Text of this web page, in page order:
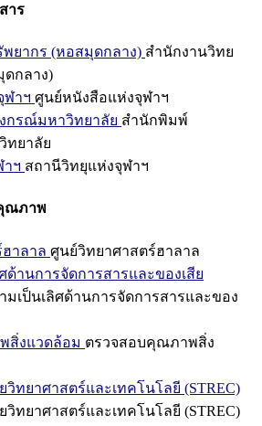
าร
ยากร (หอสมุดกลาง) สำนักงานวิทย
ดกลาง)
ฬาฯ ศูนย์หนังสือแห่งจุฬาฯ
กรณ์มหาวิทยาลัย สำนักพิมพ์
ทยาลัย
ฯ สถานีวิทยุแห่งจุฬาฯ
ณภาพ
าลาล ศูนย์วิทยาศาสตร์ฮาลาล
ด้านการจัดการสารและของเสีย
มเป็นเลิศด้านการจัดการสารและของ
สิ่งแวดล้อม ตรวจสอบคุณภาพสิ่ง
วิทยาศาสตร์และเทคโนโลยี (STREC)
วิทยาศาสตร์และเทคโนโลยี (STREC)